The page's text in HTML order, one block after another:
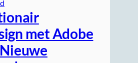
met Adobe